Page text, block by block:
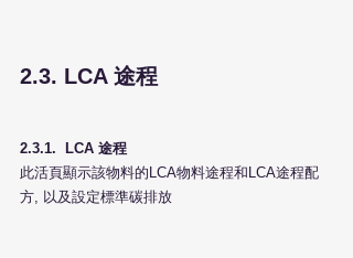
2.3. LCA 途程
2.3.1.  LCA 途程
此活頁顯示該物料的LCA物料途程和LCA途程配
方, 以及設定標準碳排放